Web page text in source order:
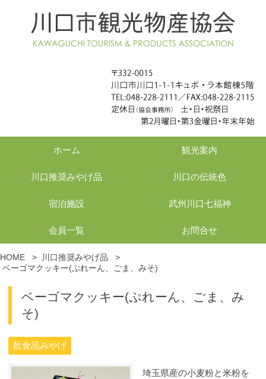
ホーム 観光案内
川口推奨みやげ品 川口の伝統色
宿泊施設 武州川口七福神
会員一覧 お問合せ
HOME > 川口推奨みやげ品
>
ベーゴマクッキー(ぷれーん、ごま、みそ)
ベーゴマクッキー(ぷれーん、ごま、み
そ)
飲食品みやげ
埼玉県産の小麦粉と米粉を